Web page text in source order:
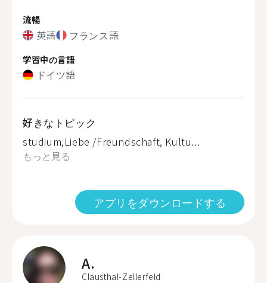
流暢
英語 フランス語
学習中の言語
ドイツ語
好きなトピック
studium,Liebe /Freundschaft, Kultu...
もっと見る
アプリをダウンロードする
A.
Clausthal-Zellerfeld